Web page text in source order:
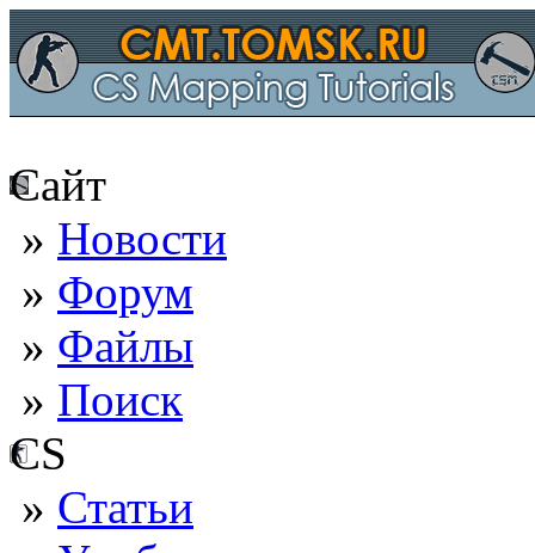
Сайт
» Новости
» Форум
» Файлы
» Поиск
CS
» Статьи